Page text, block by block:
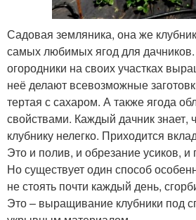
Садовая земляника, она же
самых любимых ягод для
огородники на своих участках
неё делают всевозможные
тертая с сахаром. А также ягода
свойствами. Каждый дачник знает,
клубнику нелегко. Приходится
Это и полив, и обрезание усиков, и
Но существует один способ
не стоять почти каждый день,
Это – выращивание клубники под